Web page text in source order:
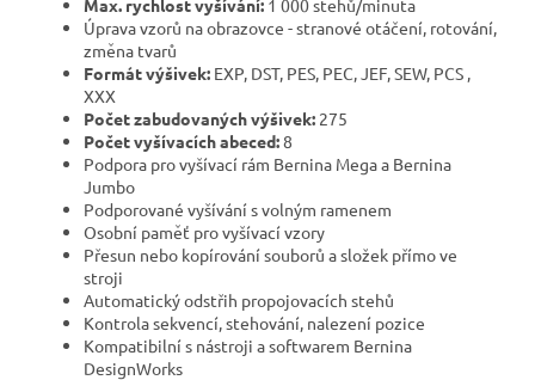
Max. rychlost vyšívání: 1 000 stehů/minuta
Úprava vzorů na obrazovce - stranové otáčení, rotování,
změna tvarů
Formát výšivek: EXP, DST, PES, PEC, JEF, SEW, PCS ,
XXX
Počet zabudovaných výšivek: 275
Počet vyšívacích abeced:8
Podpora pro vyšívací rám Bernina Mega a Bernina
Jumbo
Podporované vyšívání s volným ramenem
Osobní paměť pro vyšívací vzory
Přesun nebo kopírování souborů a složek přímo ve
stroji
Automatický odstřih propojovacích stehů
Kontrola sekvencí, stehování, nalezení pozice
Kompatibilní s nástroji a softwarem Bernina
DesignWorks